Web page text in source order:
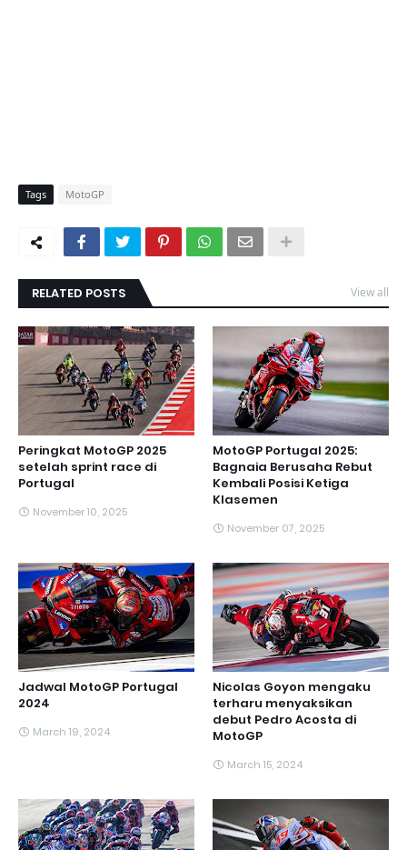
Tags MotoGP
RELATED POSTS View all
Peringkat MotoGP 2025
setelah sprint race di
Portugal
November 10, 2025
MotoGP Portugal 2025:
Bagnaia Berusaha Rebut
Kembali Posisi Ketiga
Klasemen
November 07, 2025
Jadwal MotoGP Portugal
2024
March 19, 2024
Nicolas Goyon mengaku
terharu menyaksikan
debut Pedro Acosta di
MotoGP
March 15, 2024